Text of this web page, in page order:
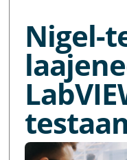
Nigel-